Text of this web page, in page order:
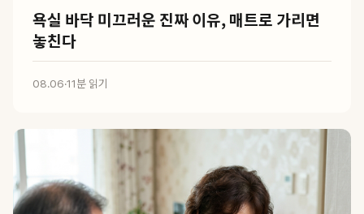
욕실 바닥 미끄러운 진짜 이유, 매트로 가리면
놓친다
08.06·11분 읽기